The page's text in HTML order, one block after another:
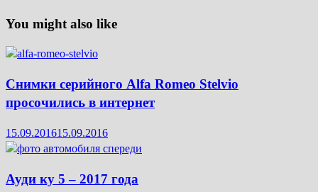
You might also like
Снимки серийного Alfa Romeo Stelvio
просочились в интернет
15.09.201615.09.2016
Ауди ку 5 – 2017 года